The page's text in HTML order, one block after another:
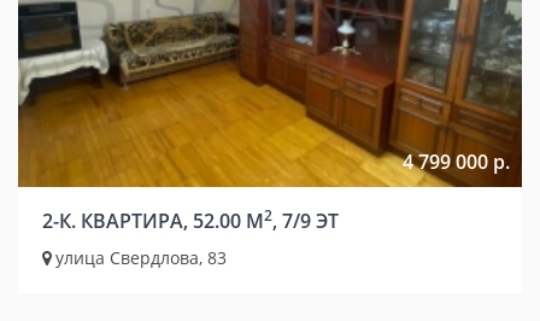
4 799 000 р.
2-К. КВАРТИРА, 52.00 М2, 7/9 ЭТ
улица Свердлова, 83